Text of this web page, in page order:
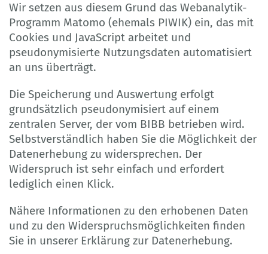
Wir setzen aus diesem Grund das Webanalytik-
Programm Matomo (ehemals PIWIK) ein, das mit
Cookies und JavaScript arbeitet und
pseudonymisierte Nutzungsdaten automatisiert
an uns überträgt.
Die Speicherung und Auswertung erfolgt
grundsätzlich pseudonymisiert auf einem
zentralen Server, der vom BIBB betrieben wird.
Selbstverständlich haben Sie die Möglichkeit der
Datenerhebung zu widersprechen. Der
Widerspruch ist sehr einfach und erfordert
lediglich einen Klick.
Nähere Informationen zu den erhobenen Daten
und zu den Widerspruchsmöglichkeiten finden
Sie in unserer Erklärung zur Datenerhebung.